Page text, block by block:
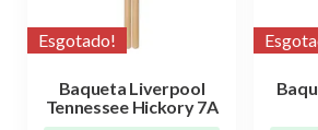
Esgotado!
Baqueta Liverpool
Tennessee Hickory 7A